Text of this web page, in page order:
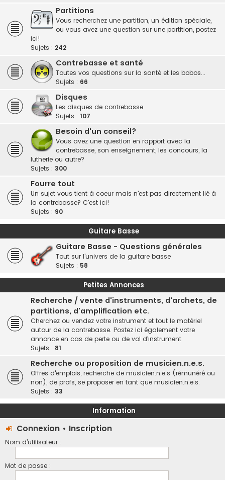
Partitions
Vous recherchez une partition, un édition spéciale,
ou vous avez une question sur une partition, postez
ici!
Sujets : 242
Contrebasse et santé
Toutes vos questions sur la santé et les bobos...
Sujets : 66
Disques
Les disques de contrebasse
Sujets : 107
Besoin d'un conseil?
Vous avez une question en rapport avec la
contrebasse, son enseignement, les concours, la
lutherie ou autre?
Sujets : 300
Fourre tout
Un sujet vous tient à coeur mais n'est pas directement lié à
la contrebasse? C'est ici!
Sujets : 90
Guitare Basse
Guitare Basse - Questions générales
Tout sur l'univers de la guitare basse
Sujets : 58
Petites Annonces
Recherche / vente d'instruments, d'archets, de
partitions, d'amplification etc.
Cherchez ou vendez votre instrument et tout le matériel
autour de la contrebasse. Postez ici également votre
annonce en cas de perte ou de vol d'instrument
Sujets : 81
Recherche ou proposition de musicien.n.e.s.
Offres d'emplois, recherche de musicien.n.e.s (rémunéré ou
non), de profs, se proposer en tant que musicien.n.e.s.
Sujets : 33
Information
Connexion • Inscription
Nom d’utilisateur :
Mot de passe :